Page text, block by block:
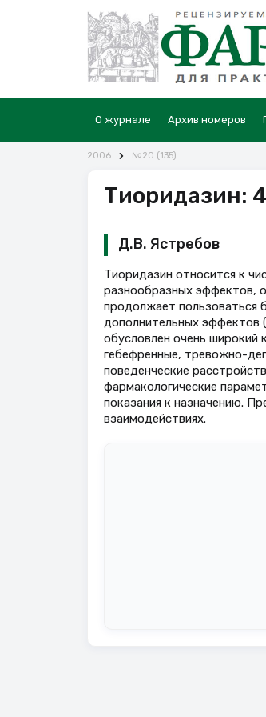
О журнале Архив номеров
2006 №20 (135)
Тиоридазин:
Д.В. Ястребов
Тиоридазин относится к
разнообразных эффектов,
продолжает пользоваться
дополнительных эффектов
обусловлен очень широкий
гебефренные, тревожно-
поведенческие
фармакологические
показания к назначению.
взаимодействиях.